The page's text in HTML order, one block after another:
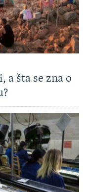
a šta se zna o